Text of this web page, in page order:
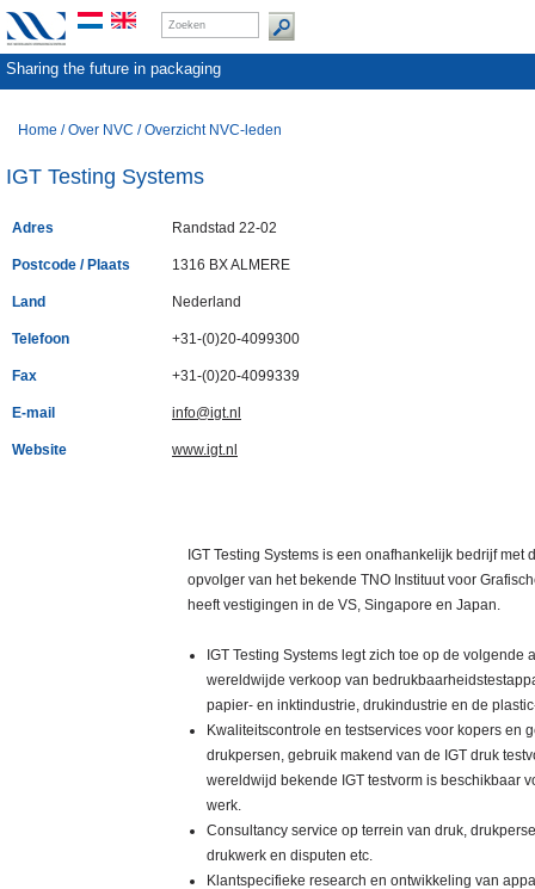
Sharing the future in packaging
Home /Over NVC /Overzicht NVC-leden
IGT Testing Systems
Adres Randstad 22-02
Postcode / Plaats 1316 BX ALMERE
Land Nederland
Telefoon +31-(0)20-4099300
Fax +31-(0)20-4099339
E-mail info@igt.nl
Website www.igt.nl
IGT Testing Systems is een onafhankelijk bedrijf met
opvolger van het bekende TNO Instituut voor
heeft vestigingen in de VS, Singapore en Japan.
IGT Testing Systems legt zich toe op de
wereldwijde verkoop van
papier- en inktindustrie, drukindustrie en de
Kwaliteitscontrole en testservices voor kopers en
drukpersen, gebruik makend van de IGT druk
wereldwijd bekende IGT testvorm is beschikbaar
werk.
Consultancy service op terrein van druk,
drukwerk en disputen etc.
Klantspecifieke research en ontwikkeling van